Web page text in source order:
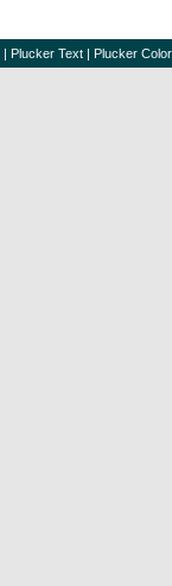
| Plucker Text | Plucker Color